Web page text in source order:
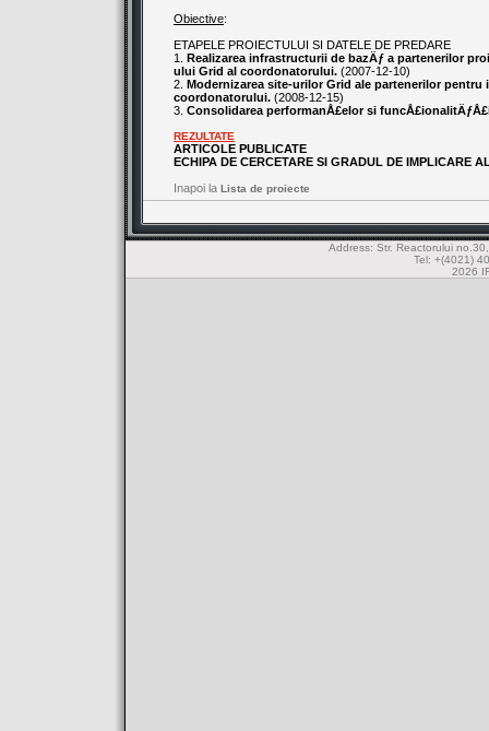
Obiective:
ETAPELE PROIECTULUI SI DATELE DE PREDARE
1. Realizarea infrastructurii de bazÄƒ a partenerilor
ului Grid al coordonatorului. (2007-12-10)
2. Modernizarea site-urilor Grid ale partenerilor
coordonatorului. (2008-12-15)
3. Consolidarea performanÅ£elor si
REZULTATE
ARTICOLE PUBLICATE
ECHIPA DE CERCETARE SI GRADUL DE IMPLICARE
Inapoi la Lista de proiecte
Address: Str. Reactorului
Tel: +(4021)
2026